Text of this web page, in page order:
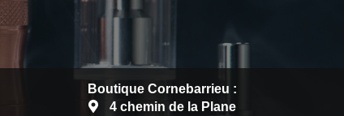
Boutique Cornebarrieu :
4 chemin de la Plane